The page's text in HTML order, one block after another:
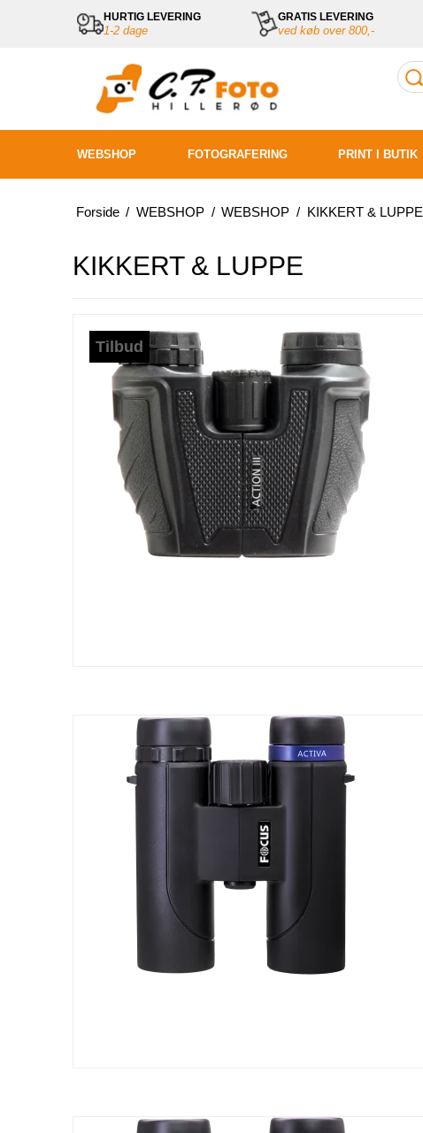
HURTIG LEVERING
1-2 dage
GRATIS LEVERING
ved køb over 800,-
WEBSHOP FOTOGRAFERING PRINT I BUTIK
Forside / WEBSHOP / WEBSHOP / KIKKERT & LUPPE
KIKKERT & LUPPE
Tilbud